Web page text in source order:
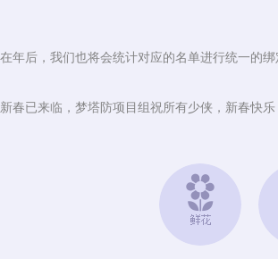
在年后，我们也将会统计对应的名单进行统一的
春已来临，梦塔防项目组祝所有少侠，新春快乐